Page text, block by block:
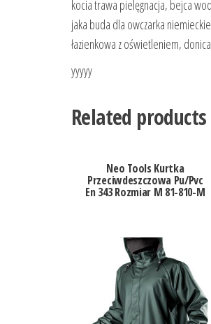
kocia trawa pielęgnacja, bejca
jaka buda dla owczarka
łazienkowa z oświetleniem,
yyyyy
Related products
Neo Tools Kurtka
Przeciwdeszczowa Pu/Pvc
En 343 Rozmiar M 81-810-M